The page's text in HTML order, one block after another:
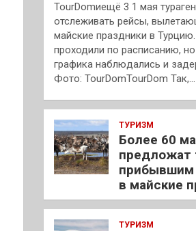
TourDomиещё 3 1 мая
отслеживать рейсы,
майские праздники в
проходили по расписанию,
графика наблюдались и
Фото: TourDomTourDom Так,…
ТУРИЗМ
Более 60
предложат
прибывшим
в майские
ТУРИЗМ